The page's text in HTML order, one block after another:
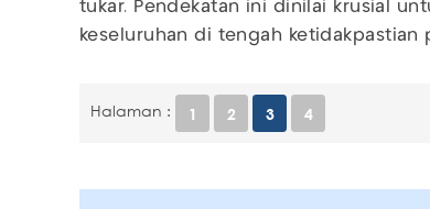
tukar. Pendekatan ini dinilai krusial
keseluruhan di tengah ketidakpastian
Halaman : 1 2 3 4